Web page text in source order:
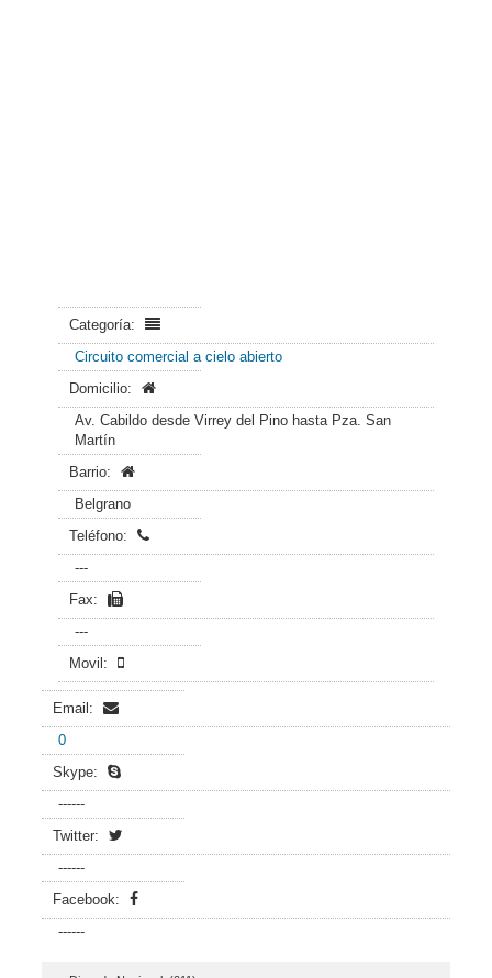
Categoría:
Circuito comercial a cielo abierto
Domicilio:
Av. Cabildo desde Virrey del Pino hasta Pza. San
Martín
Barrio:
Belgrano
Teléfono:
---
Fax:
---
Movil:
Email:
0
Skype:
------
Twitter:
------
Facebook:
------